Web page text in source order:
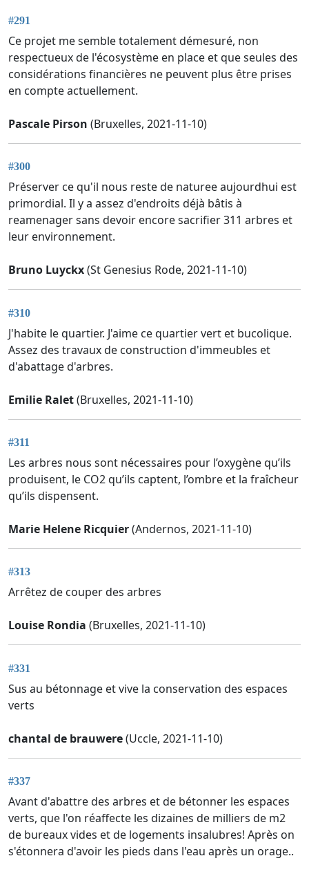
#291
Ce projet me semble totalement démesuré, non
respectueux de l'écosystème en place et que seules des
considérations financières ne peuvent plus être prises
en compte actuellement.
Pascale Pirson (Bruxelles, 2021-11-10)
#300
Préserver ce qu'il nous reste de naturee aujourdhui est
primordial. Il y a assez d'endroits déjà bâtis à
reamenager sans devoir encore sacrifier 311 arbres et
leur environnement.
Bruno Luyckx(St Genesius Rode, 2021-11-10)
#310
J'habite le quartier. J'aime ce quartier vert et bucolique.
Assez des travaux de construction d'immeubles et
d'abattage d'arbres.
Emilie Ralet(Bruxelles, 2021-11-10)
#311
Les arbres nous sont nécessaires pour l’oxygène qu’ils
produisent, le CO2 qu’ils captent, l’ombre et la fraîcheur
qu’ils dispensent.
Marie Helene Ricquier(Andernos, 2021-11-10)
#313
Arrêtez de couper des arbres
Louise Rondia (Bruxelles, 2021-11-10)
#331
Sus au bétonnage et vive la conservation des espaces
verts
chantal de brauwere(Uccle, 2021-11-10)
#337
Avant d'abattre des arbres et de bétonner les espaces
verts, que l'on réaffecte les dizaines de milliers de m2
de bureaux vides et de logements insalubres! Après on
s'étonnera d'avoir les pieds dans l'eau après un orage..